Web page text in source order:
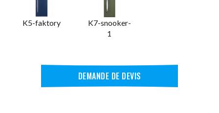
K5-faktory
K7-snooker-
1
DEMANDE DE DEVIS